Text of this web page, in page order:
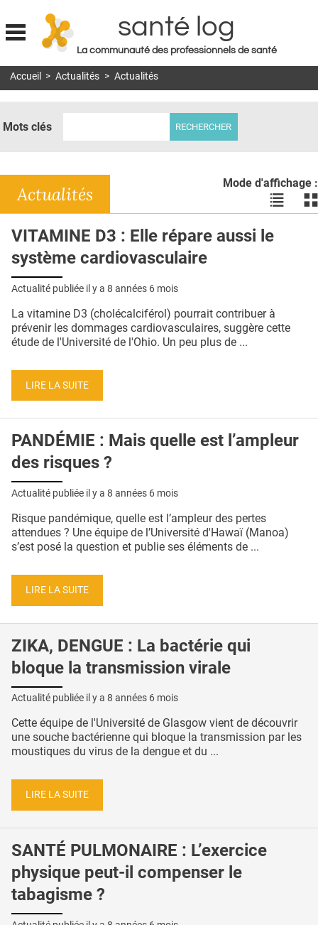
Jump to navigation
santé log
La communauté des professionnels de santé
MON COMPTE
DOSSIERS
RÉSEAUX
E-REVUE SAD
THÉMA
QUI SOMMES-NOUS ?
CONDITIONS GÉNÉRALES
CRÉDITS
Accueil > Actualités > Actualités
Mots clés
Mode d'affichage :
Voir
les
en
les
Actualités
VITAMINE D3 : Elle répare aussi le
système cardiovasculaire
Actualité publiée il y a 8 années 6 mois
La vitamine D3 (cholécalciférol) pourrait contribuer à
prévenir les dommages cardiovasculaires, suggère cette
étude de l'Université de l'Ohio. Un peu plus de ...
LIRE LA SUITE
PANDÉMIE : Mais quelle est l’ampleur
des risques ?
Actualité publiée il y a 8 années 6 mois
Risque pandémique, quelle est l’ampleur des pertes
attendues ? Une équipe de l’Université d'Hawaï (Manoa)
s’est posé la question et publie ses éléments de ...
LIRE LA SUITE
ZIKA, DENGUE : La bactérie qui
bloque la transmission virale
Actualité publiée il y a 8 années 6 mois
Cette équipe de l'Université de Glasgow vient de découvrir
une souche bactérienne qui bloque la transmission par les
moustiques du virus de la dengue et du ...
LIRE LA SUITE
SANTÉ PULMONAIRE : L’exercice
physique peut-il compenser le
tabagisme ?